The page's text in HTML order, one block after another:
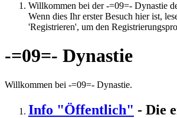
Willkommen bei der -=09=- Dynastie
Wenn dies Ihr erster Besuch hier ist,
'Registrieren', um den
-=09=- Dynastie
Willkommen bei -=09=- Dynastie.
Info "Öffentlich" - Die